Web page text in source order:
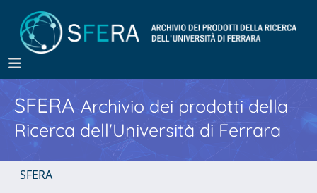
SFERA Archivio dei prodotti della
Ricerca dell'Università di Ferrara
SFERA